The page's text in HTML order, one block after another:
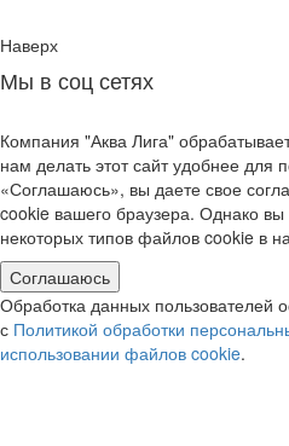
Наверх
Мы в соц сетях
Компания "Аква Лига"
нам делать этот сайт удобнее для
«Соглашаюсь», вы даете свое
cookie вашего браузера. Однако вы
некоторых типов файлов cookie в
Соглашаюсь
Обработка данных пользователей
с Политикой обработки
использовании файлов cookie.